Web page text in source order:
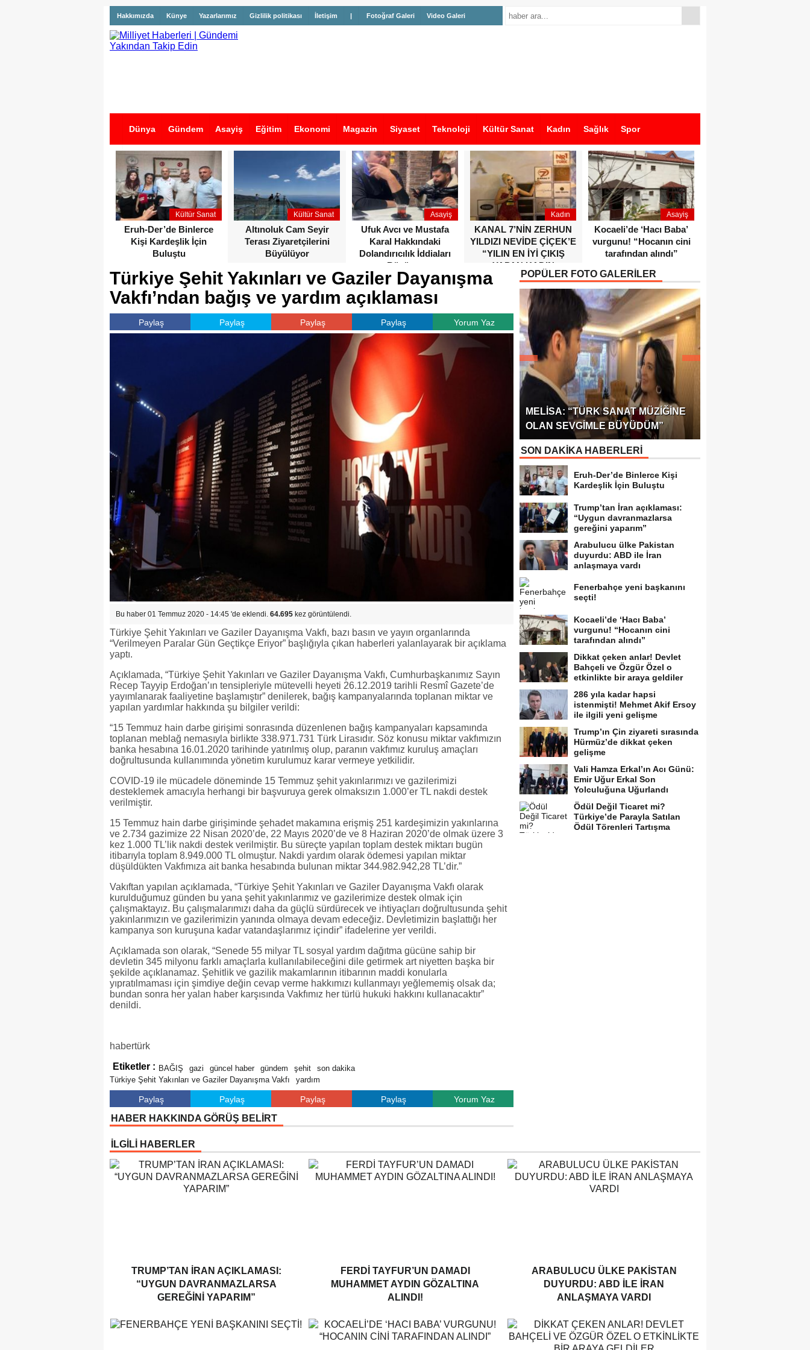
Hakkımızda Künye Yazarlarımız Gizlilik politikası İletişim | Fotoğraf Galeri Video Galeri
Dünya Gündem Asayiş Eğitim Ekonomi Magazin Siyaset Teknoloji Kültür Sanat Kadın Sağlık Spor
İş İlanları
Kültür Sanat
Eruh-Der’de Binlerce
Kişi Kardeşlik İçin
Buluştu
Kültür Sanat
Altınoluk Cam Seyir
Terası Ziyaretçilerini
Büyülüyor
Asayiş
Ufuk Avcı ve Mustafa
Karal Hakkındaki
Dolandırıcılık İddiaları
Büyüyor
Kadın
KANAL 7’NİN ZERHUN
YILDIZI NEVİDE ÇİÇEK’E
“YILIN EN İYİ ÇIKIŞ
YAPAN KADIN
OYUNCUSU” ÖDÜLÜ!
Asayiş
Kocaeli’de ‘Hacı Baba’
vurgunu! “Hocanın cini
tarafından alındı”
Türkiye Şehit Yakınları ve Gaziler Dayanışma
Vakfı’ndan bağış ve yardım açıklaması
Paylaş Paylaş Paylaş Paylaş Yorum Yaz
Bu haber 01 Temmuz 2020 - 14:45 'de eklendi. 64.695 kez görüntülendi.
Türkiye Şehit Yakınları ve Gaziler Dayanışma Vakfı, bazı basın ve yayın organlarında
“Verilmeyen Paralar Gün Geçtikçe Eriyor” başlığıyla çıkan haberleri yalanlayarak bir açıklama
yaptı.
Açıklamada, “Türkiye Şehit Yakınları ve Gaziler Dayanışma Vakfı, Cumhurbaşkanımız Sayın
Recep Tayyip Erdoğan’ın tensipleriyle mütevelli heyeti 26.12.2019 tarihli Resmî Gazete’de
yayımlanarak faaliyetine başlamıştır” denilerek, bağış kampanyalarında toplanan miktar ve
yapılan yardımlar hakkında şu bilgiler verildi:
“15 Temmuz hain darbe girişimi sonrasında düzenlenen bağış kampanyaları kapsamında
toplanan meblağ nemasıyla birlikte 338.971.731 Türk Lirasıdır. Söz konusu miktar vakfımızın
banka hesabına 16.01.2020 tarihinde yatırılmış olup, paranın vakfımız kuruluş amaçları
doğrultusunda kullanımında yönetim kurulumuz karar vermeye yetkilidir.
COVID-19 ile mücadele döneminde 15 Temmuz şehit yakınlarımızı ve gazilerimizi
desteklemek amacıyla herhangi bir başvuruya gerek olmaksızın 1.000’er TL nakdi destek
verilmiştir.
15 Temmuz hain darbe girişiminde şehadet makamına erişmiş 251 kardeşimizin yakınlarına
ve 2.734 gazimize 22 Nisan 2020’de, 22 Mayıs 2020’de ve 8 Haziran 2020’de olmak üzere 3
kez 1.000 TL’lik nakdi destek verilmiştir. Bu süreçte yapılan toplam destek miktarı bugün
itibarıyla toplam 8.949.000 TL olmuştur. Nakdi yardım olarak ödemesi yapılan miktar
düşüldükten Vakfımıza ait banka hesabında bulunan miktar 344.982.942,28 TL’dir.”
Vakıftan yapılan açıklamada, “Türkiye Şehit Yakınları ve Gaziler Dayanışma Vakfı olarak
kurulduğumuz günden bu yana şehit yakınlarımız ve gazilerimize destek olmak için
çalışmaktayız. Bu çalışmalarımızı daha da güçlü sürdürecek ve ihtiyaçları doğrultusunda şehit
yakınlarımızın ve gazilerimizin yanında olmaya devam edeceğiz. Devletimizin başlattığı her
kampanya son kuruşuna kadar vatandaşlarımız içindir” ifadelerine yer verildi.
Açıklamada son olarak, “Senede 55 milyar TL sosyal yardım dağıtma gücüne sahip bir
devletin 345 milyonu farklı amaçlarla kullanılabileceğini dile getirmek art niyetten başka bir
şekilde açıklanamaz. Şehitlik ve gazilik makamlarının itibarının maddi konularla
yıpratılmaması için şimdiye değin cevap verme hakkımızı kullanmayı yeğlememiş olsak da;
bundan sonra her yalan haber karşısında Vakfımız her türlü hukuki hakkını kullanacaktır”
denildi.
habertürk
Etiketler : BAĞIŞ gazi güncel haber gündem şehit
son dakika
Türkiye Şehit Yakınları ve Gaziler Dayanışma Vakfı
yardım
Paylaş Paylaş Paylaş Paylaş Yorum Yaz
HABER HAKKINDA GÖRÜŞ BELİRT
POPÜLER FOTO GALERİLER
MELISA: “TÜRK SANAT MÜZIĞINE
OLAN SEVGIMLE BÜYÜDÜM”
SON DAKİKA HABERLERİ
Eruh-Der’de Binlerce Kişi
Kardeşlik İçin Buluştu
Trump’tan İran açıklaması:
“Uygun davranmazlarsa
gereğini yaparım”
Arabulucu ülke Pakistan
duyurdu: ABD ile İran
anlaşmaya vardı
Fenerbahçe yeni başkanını
seçti!
Kocaeli’de ‘Hacı Baba’
vurgunu! “Hocanın cini
tarafından alındı”
Dikkat çeken anlar! Devlet
Bahçeli ve Özgür Özel o
etkinlikte bir araya geldiler
286 yıla kadar hapsi
istenmişti! Mehmet Akif Ersoy
ile ilgili yeni gelişme
Trump’ın Çin ziyareti sırasında
Hürmüz’de dikkat çeken
gelişme
Vali Hamza Erkal’ın Acı Günü:
Emir Uğur Erkal Son
Yolculuğuna Uğurlandı
Ödül Değil Ticaret mi?
Türkiye’de Parayla Satılan
Ödül Törenleri Tartışma
İLGİLİ HABERLER
TRUMP’TAN İRAN AÇIKLAMASI:
“UYGUN DAVRANMAZLARSA
GEREĞINI YAPARIM”
FERDI TAYFUR’UN DAMADI
MUHAMMET AYDIN GÖZALTINA
ALINDI!
ARABULUCU ÜLKE PAKISTAN
DUYURDU: ABD ILE İRAN
ANLAŞMAYA VARDI